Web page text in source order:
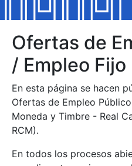
Mostrar/Ocultar
Mostrar/Ocultar
Mostrar/Ocultar
Ofertas de
/ Empleo Fijo
En esta página se hacen
Ofertas de Empleo
Moneda y Timbre - Real
RCM).
En todos los procesos